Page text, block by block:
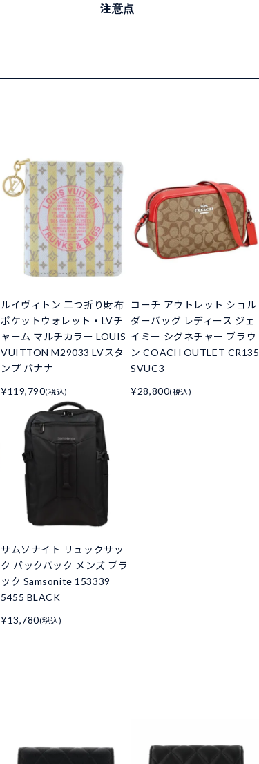
注意点
ルイヴィトン 二つ折り財布
ポケットウォレット・LVチ
ャーム マルチカラー LOUIS
VUITTON M29033 LVスタ
ンプ バナナ
¥119,790(税込)
コーチ アウトレット ショル
ダーバッグ レディース ジェ
イミー シグネチャー ブラウ
ン COACH OUTLET CR135
SVUC3
¥28,800(税込)
サムソナイト リュックサッ
ク バックパック メンズ ブラ
ック Samsonite 153339
5455 BLACK
¥13,780(税込)